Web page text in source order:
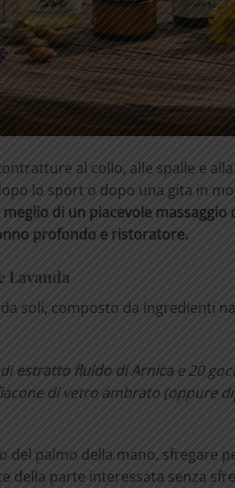
al collo, alle spalle e
lo sport o dopo una gita in
meglio di un piacevole
profondo e ristoratore.
Lavanda
soli, composto da ingredienti
estratto fluido di Arnica e 20
di vetro ambrato (oppure
palmo della mano, sfregare
della parte interessata senza